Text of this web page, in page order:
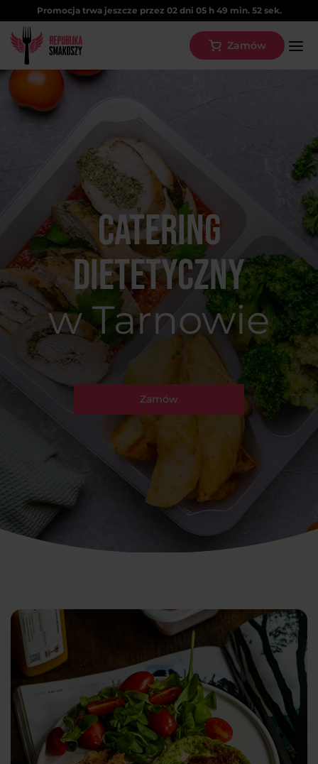
Promocja trwa jeszcze przez 02 dni 05 h 49 min. 52 sek.
Zamów
Catering
dietetyczny
w Tarnowie
Zamów